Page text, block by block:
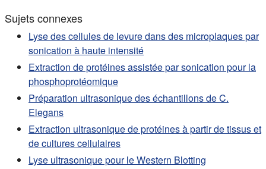
Sujets connexes
Lyse des cellules de levure dans des microplaques par
sonication à haute intensité
Extraction de protéines assistée par sonication pour la
phosphoprotéomique
Préparation ultrasonique des échantillons de C.
Elegans
Extraction ultrasonique de protéines à partir de tissus et
de cultures cellulaires
Lyse ultrasonique pour le Western Blotting